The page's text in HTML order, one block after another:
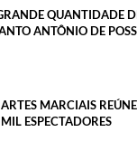
QUANTIDADE
ANTÔNIO DE
MARCIAIS
ESPECTADORES